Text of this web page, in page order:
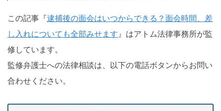
この記事『逮捕後の面会はいつからできる？面会時間、差
し入れについても全部みせます 』はアトム法律事務所が監
修しています。
監修弁護士への法律相談は、以下の電話ボタンからお問い
合わせください。